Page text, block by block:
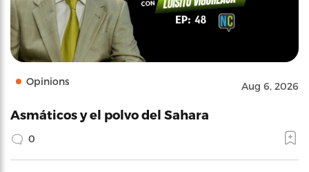
Opinions Aug 6, 2026
Asmáticos y el polvo del Sahara
0